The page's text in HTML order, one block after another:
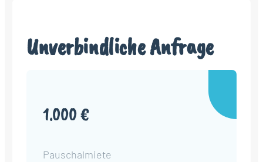
Unverbindliche Anfrage
1.000 €
Pauschalmiete